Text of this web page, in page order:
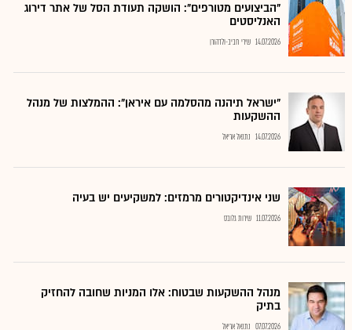
"הביצועים מטורפים": הושקה תעודת הסל של אתר דירוג
האנליסטים
14.07.2026 שירי חביב-ולדהורן
"ישראל תיהנה מהסלמה עם איראן": ההמלצות של מנהל
ההשקעות
14.07.2026 נתנאל אריאל
שני אינדיקטורים מרמזים: למשקיעים יש בעיה
11.07.2026 שירות גלובס
מנהל ההשקעות שבטוח: אלו המניות שחובה להחזיק
בתיק
07.07.2026 נתנאל אריאל